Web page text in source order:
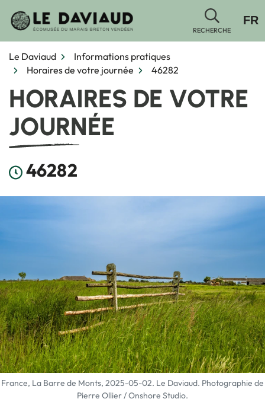
RECHERCHE
FR
Le Daviaud
Informations pratiques
Horaires de votre journée
46282
HORAIRES DE VOTRE
JOURNÉE
46282
France, La Barre de Monts, 2025-05-02. Le Daviaud. Photographie de
Pierre Ollier / Onshore Studio.